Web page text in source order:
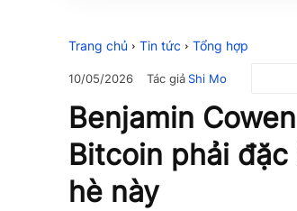
Trang chủ Tin tức Tổng hợp
10/05/2026 Tác giảShi Mo
Benjamin
Bitcoin phải
hè này